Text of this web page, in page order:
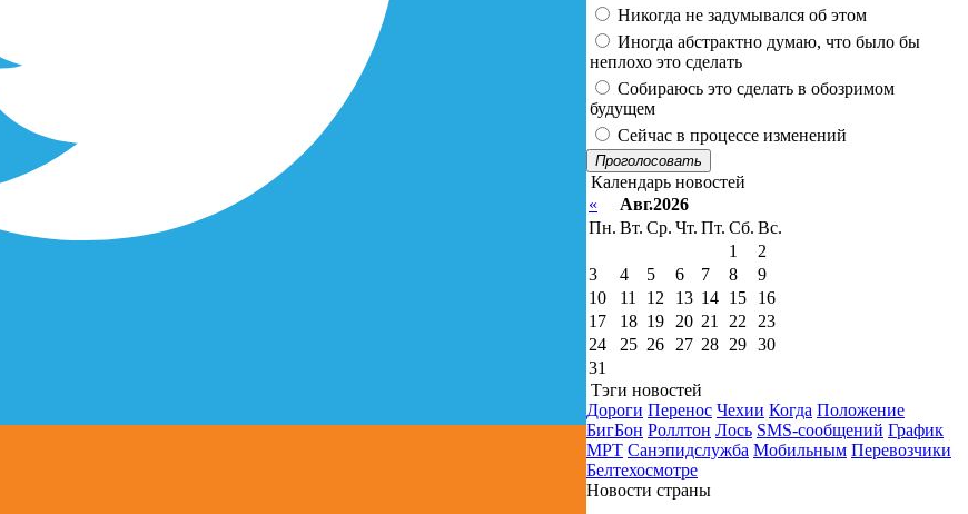
Никогда не задумывался об этом
Иногда абстрактно думаю, что было бы
неплохо это сделать
Собираюсь это сделать в обозримом
будущем
Сейчас в процессе изменений
Проголосовать
Календарь новостей
«
Авг.2026
Пн. Вт. Ср. Чт. Пт. Сб. Вс.
1
2
3
4 5 6 7 8
9
10
11 12 13 14 15
16
17
18 19 20 21 22
23
24
25 26 27 28 29 30
31
Тэги новостей
Дороги Перенос Чехии Когда Положение
БигБон Роллтон Лось SMS-сообщений График
МРТ Санэпидслужба Мобильным Перевозчики
Белтехосмотре
Новости страны